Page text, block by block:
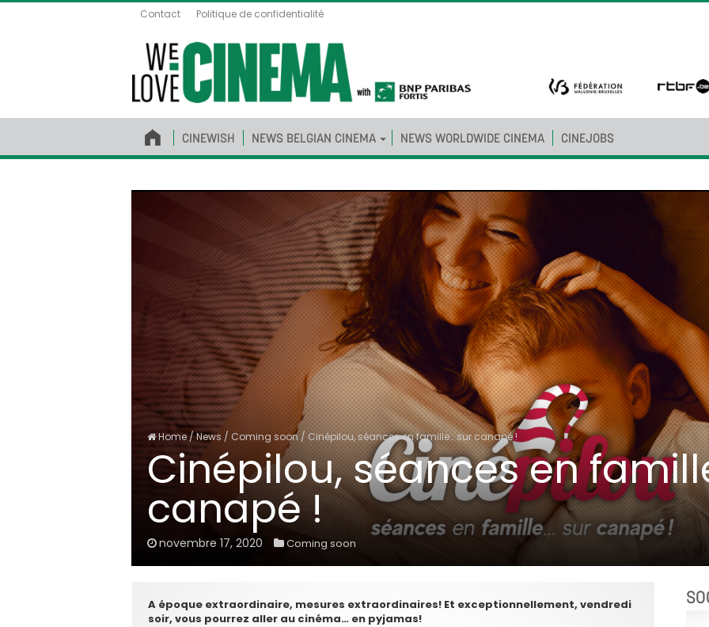
Contact Politique de confidentialité
CINEWISH NEWS BELGIAN CINEMA NEWS WORLDWIDE CINEMA CINEJOBS
Home/News / Coming soon / Cinépilou, séances en famille… sur canapé !
Cinépilou, séances en
canapé !
novembre 17, 2020 Coming soon
A époque extraordinaire, mesures extraordinaires! Et exceptionnellement, vendredi
soir, vous pourrez aller au cinéma… en pyjamas!